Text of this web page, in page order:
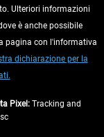
Ulteriori informazioni
è anche possibile
pagina con l'informativa
dichiarazione per la
Pixel: Tracking and